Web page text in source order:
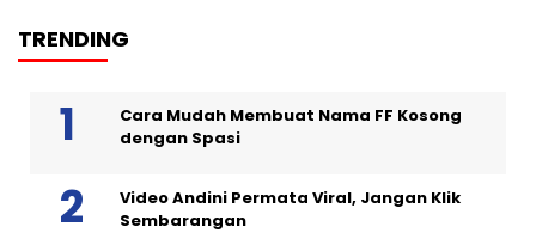
TRENDING
Cara Mudah Membuat Nama FF Kosong
dengan Spasi
Video Andini Permata Viral, Jangan Klik
Sembarangan